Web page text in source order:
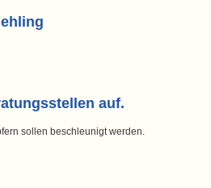
auf.
sollen beschleunigt werden.